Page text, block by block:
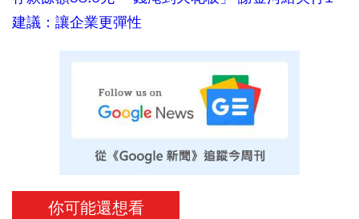
建議：讓企業更彈性
你可能還想看